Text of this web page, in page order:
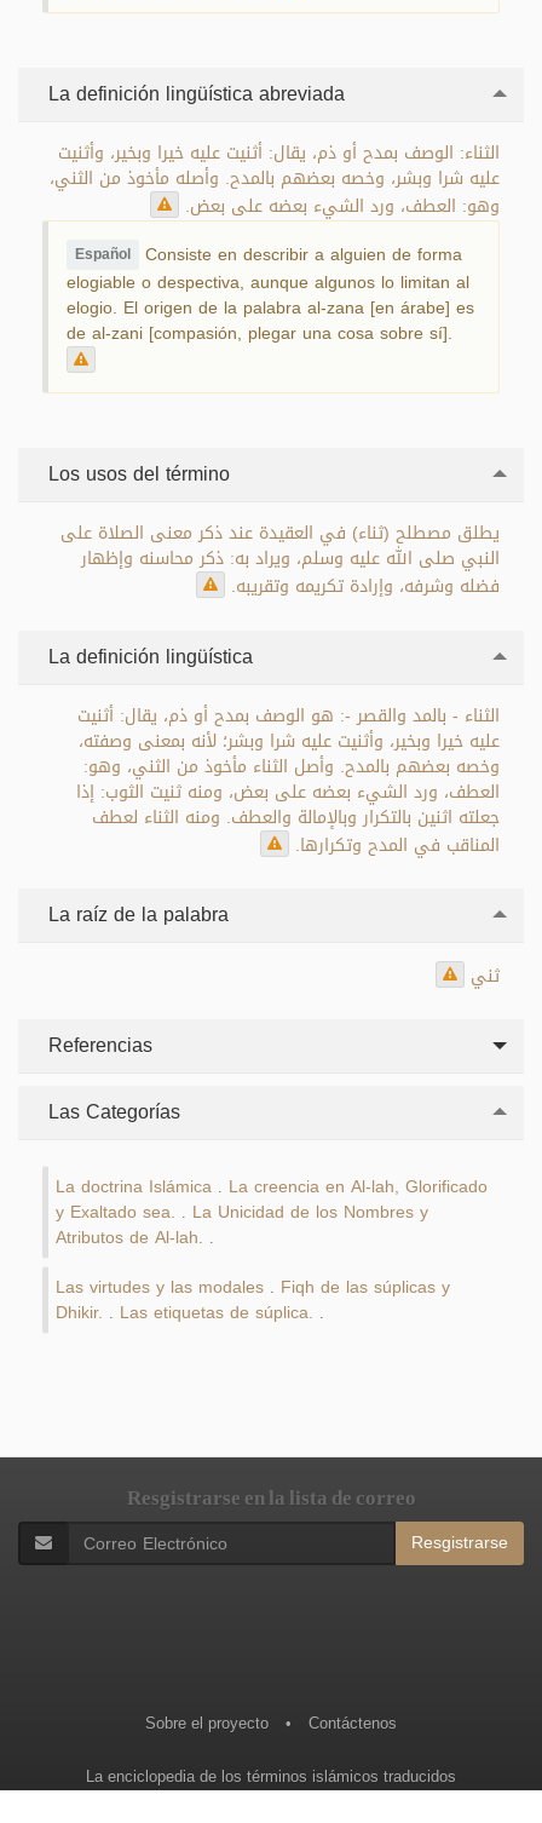
La definición lingüística abreviada
الثناء: الوصف بمدح أو ذم، يقال: أثنيت عليه خيرا وبخير، وأثنيت
عليه شرا وبشر، وخصه بعضهم بالمدح. وأصله مأخوذ من الثني،
وهو: العطف، ورد الشيء بعضه على بعض.
Español Consiste en describir a alguien de forma
elogiable o despectiva, aunque algunos lo limitan al
elogio. El origen de la palabra al-zana [en árabe] es
de al-zani [compasión, plegar una cosa sobre sí].
Los usos del término
يطلق مصطلح (ثناء) في العقيدة عند ذكر معنى الصلاة على
النبي صلى الله عليه وسلم، ويراد به: ذكر محاسنه وإظهار
فضله وشرفه، وإرادة تكريمه وتقريبه.
La definición lingüística
الثناء - بالمد والقصر -: هو الوصف بمدح أو ذم، يقال: أثنيت
عليه خيرا وبخير، وأثنيت عليه شرا وبشر؛ لأنه بمعنى وصفته،
وخصه بعضهم بالمدح. وأصل الثناء مأخوذ من الثني، وهو:
العطف، ورد الشيء بعضه على بعض، ومنه ثنيت الثوب: إذا
جعلته اثنين بالتكرار وبالإمالة والعطف. ومنه الثناء لعطف
المناقب في المدح وتكرارها.
La raíz de la palabra
ثني
Referencias
Las Categorías
La doctrina Islámica La creencia en Al-lah, Glorificado
y Exaltado sea. La Unicidad de los Nombres y
Atributos de Al-lah.
Las virtudes y las modales Fiqh de las súplicas y
Dhikir. Las etiquetas de súplica.
Resgistrarse en la lista de correo
Resgistrarse
Sobre el proyecto • Contáctenos
La enciclopedia de los términos islámicos traducidos
موسوعة القرآن الكريم-موسوعة الأحاديث النبوية